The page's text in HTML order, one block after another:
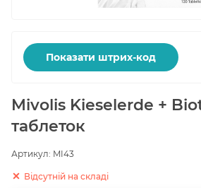
Показати штрих-код
Mivolis Kieselerde +
таблеток
Артикул: MI43
Відсутній на складі